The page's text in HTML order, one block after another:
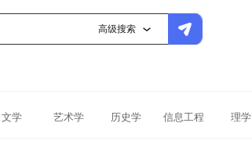
高级搜索
文学 艺术学 历史学 信息工程 理学